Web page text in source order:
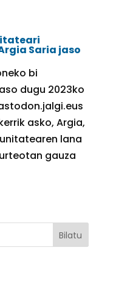
Saria jaso
bi
dugu 2023ko
asko, Argia,
lana
gauza